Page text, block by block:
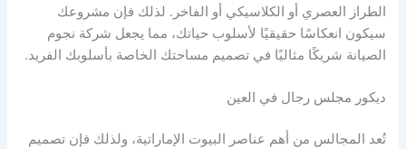
الطراز العصري أو الكلاسيكي أو الفاخر. لذلك فإن مشروعك
سيكون انعكاسًا حقيقيًا لأسلوب حياتك، مما يجعل شركة نجوم
الصيانة شريكًا مثاليًا في تصميم مساحتك الخاصة بأسلوبك الفريد.
ديكور مجلس رجال في العين
تُعد المجالس من أهم عناصر البيوت الإماراتية، ولذلك فإن تصميم